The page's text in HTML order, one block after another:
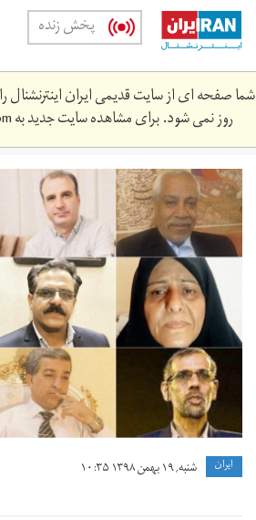
Skip
main
content
پخش زنده
شما صفحه ای از سایت قدیمی ایران اینترنشنال
روز نمی شود. برای مشاهده سایت جدید به
b-
khamneie-
11.‎1398-
1242.jpg
ايران شنبه, ۱۹ بهمن ۱۳۹۸ ۱۰:۳۵